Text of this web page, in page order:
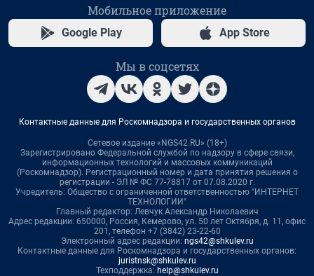
Мобильное приложение
Google Play App Store
Мы в соцсетях
Контактные данные для Роскомнадзора и государственных органов
Сетевое издание «NGS42.RU» (18+)
Зарегистрировано Федеральной службой по надзору в сфере связи,
информационных технологий и массовых коммуникаций
(Роскомнадзор). Регистрационный номер и дата принятия решения о
регистрации - ЭЛ № ФС 77-78817 от 07.08.2020 г.
Учредитель: Общество с ограниченной ответственностью "ИНТЕРНЕТ
ТЕХНОЛОГИИ"
Главный редактор: Левчук Александр Николаевич
Адрес редакции: 650000, Россия, Кемерово, ул. 50 лет Октября, д. 11, офис
201, телефон +7 (3842) 23-22-60
Электронный адрес редакции: ngs42@shkulev.ru
Контактные данные для Роскомнадзора и государственных органов:
juristnsk@shkulev.ru
Техподдержка: help@shkulev.ru